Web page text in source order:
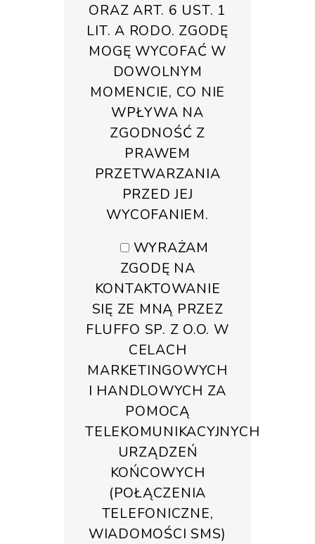
ORAZ ART. 6 UST. 1
LIT. A RODO. ZGODĘ
MOGĘ WYCOFAĆ W
DOWOLNYM
MOMENCIE, CO NIE
WPŁYWA NA
ZGODNOŚĆ Z
PRAWEM
PRZETWARZANIA
PRZED JEJ
WYCOFANIEM.
WYRAŻAM
ZGODĘ NA
KONTAKTOWANIE
SIĘ ZE MNĄ PRZEZ
FLUFFO SP. Z O.O. W
CELACH
MARKETINGOWYCH
I HANDLOWYCH ZA
POMOCĄ
TELEKOMUNIKACYJNYCH
URZĄDZEŃ
KOŃCOWYCH
(POŁĄCZENIA
TELEFONICZNE,
WIADOMOŚCI SMS)